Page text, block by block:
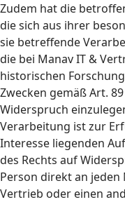
Zudem hat die
die sich aus ihrer
sie betreffende
die bei Manav IT &
historischen
Zwecken gemäß Art.
Widerspruch
Verarbeitung ist zur
Interesse liegenden
des Rechts auf
Person direkt an
Vertrieb oder einen